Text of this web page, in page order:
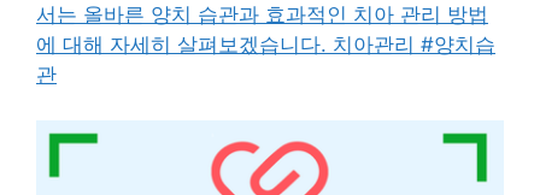
서는 올바른 양치 습관과 효과적인 치아 관리 방법
에 대해 자세히 살펴보겠습니다. 치아관리 #양치습
관